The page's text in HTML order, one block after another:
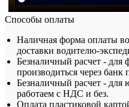
Способы оплаты
Наличная форма оплаты
доставки водителю-
Безналичный расчет - для
производиться через банк
Безналичный расчет - для
работаем с НДС и без.
Оплата пластиковой